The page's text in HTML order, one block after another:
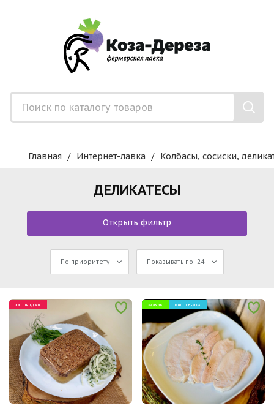
Главная Интернет-лавка Колбасы, сосиски,
ДЕЛИКАТЕСЫ
Открыть фильтр
По приоритету Показывать по: 24
ХИТ ПРОДАЖ ХАЛЯЛЬ МНОГО БЕЛКА